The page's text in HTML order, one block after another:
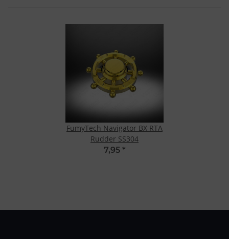
FumyTech Navigator BX RTA
Rudder SS304
7,95 *